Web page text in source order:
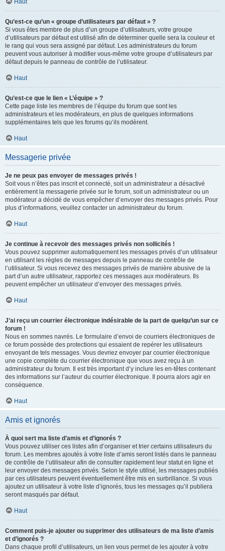
Haut
Qu’est-ce qu’un « groupe d’utilisateurs par défaut » ?
Si vous êtes membre de plus d’un groupe d’utilisateurs, votre groupe
d’utilisateurs par défaut est utilisé afin de déterminer quelle sera la couleur et
le rang qui vous sera assigné par défaut. Les administrateurs du forum
peuvent vous autoriser à modifier vous-même votre groupe d’utilisateurs par
défaut depuis le panneau de contrôle de l’utilisateur.
Haut
Qu’est-ce que le lien « L’équipe » ?
Cette page liste les membres de l’équipe du forum que sont les
administrateurs et les modérateurs, en plus de quelques informations
supplémentaires tels que les forums qu’ils modèrent.
Haut
Messagerie privée
Je ne peux pas envoyer de messages privés !
Soit vous n’êtes pas inscrit et connecté, soit un administrateur a désactivé
entièrement la messagerie privée sur le forum, soit un administrateur ou un
modérateur a décidé de vous empêcher d’envoyer des messages privés. Pour
plus d’informations, veuillez contacter un administrateur du forum.
Haut
Je continue à recevoir des messages privés non sollicités !
Vous pouvez supprimer automatiquement les messages privés d’un utilisateur
en utilisant les règles de messages depuis le panneau de contrôle de
l’utilisateur. Si vous recevez des messages privés de manière abusive de la
part d’un autre utilisateur, rapportez ces messages aux modérateurs. Ils
peuvent empêcher un utilisateur d’envoyer des messages privés.
Haut
J’ai reçu un courrier électronique indésirable de la part de quelqu’un sur ce
forum !
Nous en sommes navrés. Le formulaire d’envoi de courriers électroniques de
ce forum possède des protections qui essaient de repérer les utilisateurs
envoyant de tels messages. Vous devriez envoyer par courrier électronique
une copie complète du courrier électronique que vous avez reçu à un
administrateur du forum. Il est très important d’y inclure les en-têtes contenant
des informations sur l’auteur du courrier électronique. Il pourra alors agir en
conséquence.
Haut
Amis et ignorés
À quoi sert ma liste d’amis et d’ignorés ?
Vous pouvez utiliser ces listes afin d’organiser et trier certains utilisateurs du
forum. Les membres ajoutés à votre liste d’amis seront listés dans le panneau
de contrôle de l’utilisateur afin de consulter rapidement leur statut en ligne et
leur envoyer des messages privés. Selon le style utilisé, les messages publiés
par ces utilisateurs peuvent éventuellement être mis en surbrillance. Si vous
ajoutez un utilisateur à votre liste d’ignorés, tous les messages qu’il publiera
seront masqués par défaut.
Haut
Comment puis-je ajouter ou supprimer des utilisateurs de ma liste d’amis
et d’ignorés ?
Dans chaque profil d’utilisateurs, un lien vous permet de les ajouter à votre